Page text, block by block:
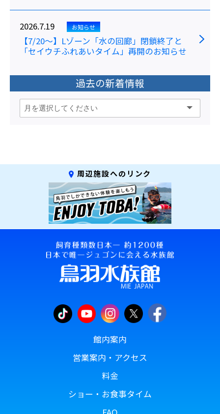
2026.7.19 お知らせ
【7/20～】Lゾーン「水の回廊」閉鎖終了と
「セイウチふれあいタイム」再開のお知らせ
過去の新着情報
周辺施設へのリンク
館内案内
営業案内・アクセス
料金
ショー・お食事タイム